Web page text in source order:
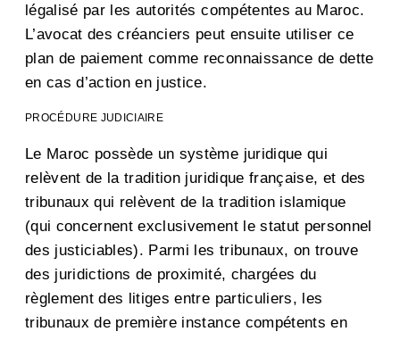
légalisé par les autorités compétentes au Maroc.
L’avocat des créanciers peut ensuite utiliser ce
plan de paiement comme reconnaissance de dette
en cas d’action en justice.
PROCÉDURE JUDICIAIRE
Le Maroc possède un système juridique qui
relèvent de la tradition juridique française, et des
tribunaux qui relèvent de la tradition islamique
(qui concernent exclusivement le statut personnel
des justiciables). Parmi les tribunaux, on trouve
des juridictions de proximité, chargées du
règlement des litiges entre particuliers, les
tribunaux de première instance compétents en